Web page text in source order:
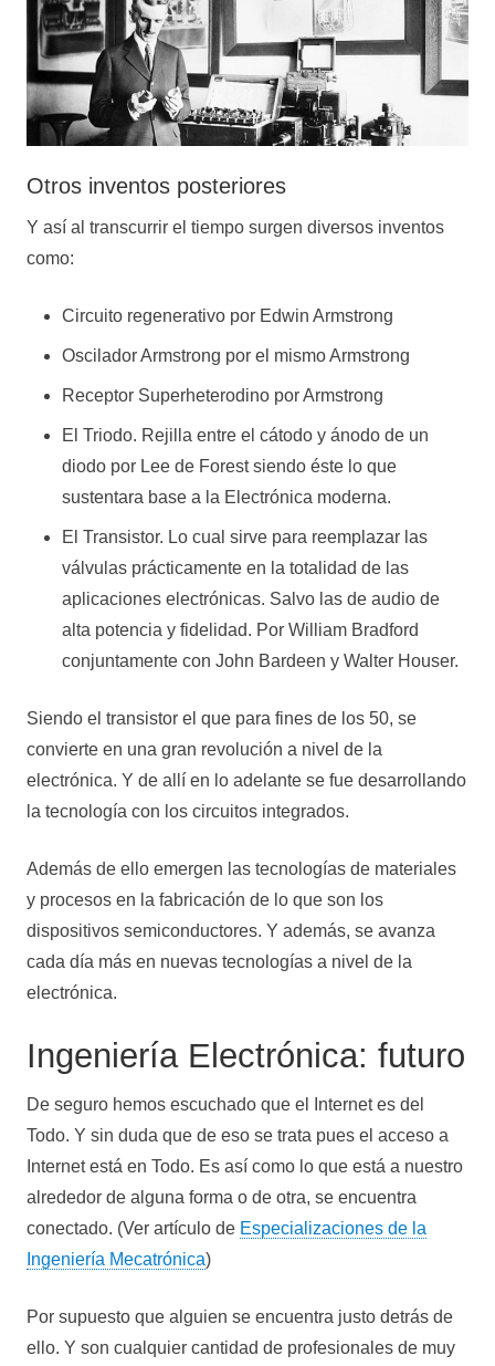
Otros inventos posteriores
Y así al transcurrir el tiempo surgen diversos inventos
como:
Circuito regenerativo por Edwin Armstrong
Oscilador Armstrong por el mismo Armstrong
Receptor Superheterodino por Armstrong
El Triodo. Rejilla entre el cátodo y ánodo de un
diodo por Lee de Forest siendo éste lo que
sustentara base a la Electrónica moderna.
El Transistor. Lo cual sirve para reemplazar las
válvulas prácticamente en la totalidad de las
aplicaciones electrónicas. Salvo las de audio de
alta potencia y fidelidad. Por William Bradford
conjuntamente con John Bardeen y Walter Houser.
Siendo el transistor el que para fines de los 50, se
convierte en una gran revolución a nivel de la
electrónica. Y de allí en lo adelante se fue desarrollando
la tecnología con los circuitos integrados.
Además de ello emergen las tecnologías de materiales
y procesos en la fabricación de lo que son los
dispositivos semiconductores. Y además, se avanza
cada día más en nuevas tecnologías a nivel de la
electrónica.
Ingeniería Electrónica: futuro
De seguro hemos escuchado que el Internet es del
Todo. Y sin duda que de eso se trata pues el acceso a
Internet está en Todo. Es así como lo que está a nuestro
alrededor de alguna forma o de otra, se encuentra
conectado. (Ver artículo de Especializaciones de la
Ingeniería Mecatrónica)
Por supuesto que alguien se encuentra justo detrás de
ello. Y son cualquier cantidad de profesionales de muy